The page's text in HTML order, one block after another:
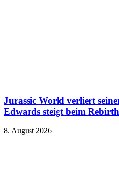
Jurassic World verliert
Edwards steigt beim
8. August 2026